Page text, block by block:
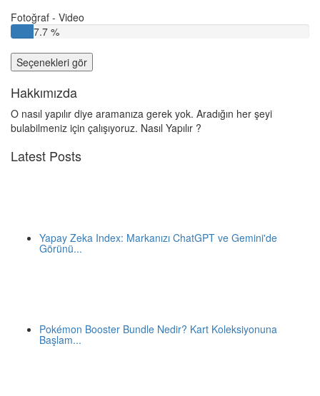
Fotoğraf - Video
7.7 %
Seçenekleri gör
Hakkımızda
O nasıl yapılır diye aramanıza gerek yok. Aradığın her şeyi
bulabilmeniz için çalışıyoruz. Nasıl Yapılır ?
Latest Posts
Yapay Zeka Index: Markanızı ChatGPT ve Gemini'de
Görünü...
Pokémon Booster Bundle Nedir? Kart Koleksiyonuna
Başlam...